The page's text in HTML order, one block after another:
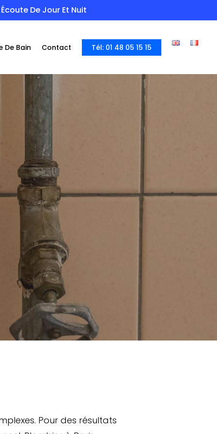
De Jour Et Nuit
De Bain Contact Tél: 01 48 05 15 15
Pour des résultats